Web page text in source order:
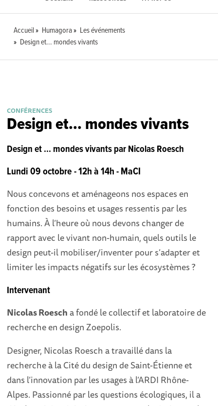
Accueil Humagora
Les événements
Design et... mondes vivants
CONFÉRENCES
Design et... mondes vivants
Design et ... mondes vivants par Nicolas Roesch
Lundi 09 octobre - 12h à 14h - MaCI
Nous concevons et aménageons nos espaces en
fonction des besoins et usages ressentis par les
humains. À l’heure où nous devons changer de
rapport avec le vivant non-humain, quels outils le
design peut-il mobiliser/inventer pour s’adapter et
limiter les impacts négatifs sur les écosystèmes ?
Intervenant
Nicolas Roescha fondé le collectif et laboratoire de
recherche en design Zoepolis.
Designer, Nicolas Roesch a travaillé dans la
recherche à la Cité du design de Saint-Étienne et
dans l’innovation par les usages à l’ARDI Rhône-
Alpes. Passionné par les questions écologiques, il a